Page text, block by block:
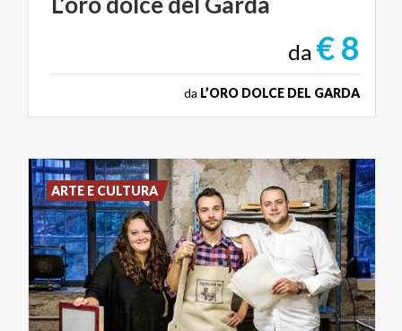
da € 8
da L’ORO DOLCE DEL GARDA
ARTE E CULTURA